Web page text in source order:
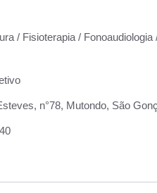
/ Fisioterapia /
n°78, Mutondo, São